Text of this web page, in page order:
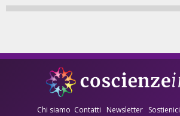
Chi siamo Contatti Newsletter Sostienici